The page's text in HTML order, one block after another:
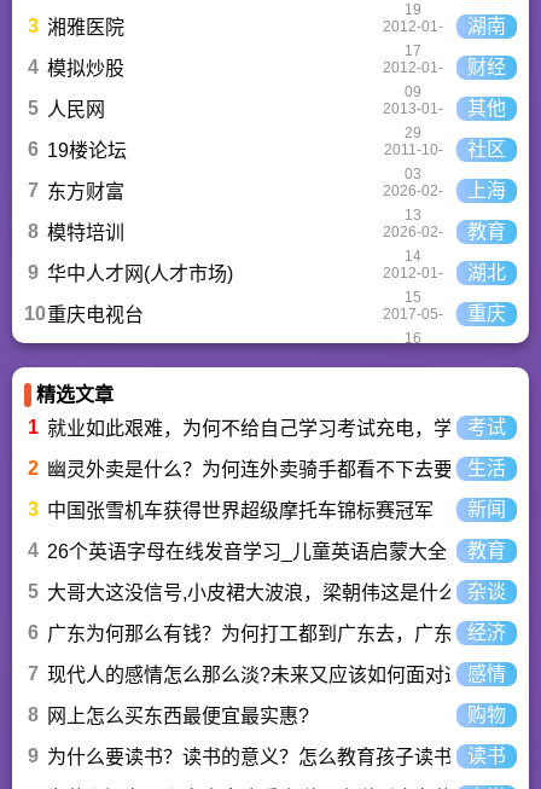
19
3 湘雅医院
2012-01-
17
湖南
4 模拟炒股
2012-01-
09
财经
5 人民网
2013-01-
29
其他
6 19楼论坛
2011-10-
03
社区
7 东方财富
2026-02-
13
上海
8 模特培训
2026-02-
14
教育
9 华中人才网(人才市场)
2012-01-
15
湖北
10重庆电视台
2017-05-
16
重庆
精选文章
1 就业如此艰难，为何不给自己学习考试充电，学一技之长
考试
2 幽灵外卖是什么？为何连外卖骑手都看不下去要举报？
生活
3 中国张雪机车获得世界超级摩托车锦标赛冠军
新闻
4 26个英语字母在线发音学习_儿童英语启蒙大全
教育
5 大哥大这没信号,小皮裙大波浪，梁朝伟这是什么歌曲？
杂谈
6 广东为何那么有钱？为何打工都到广东去，广东连续37年
经济
7 现代人的感情怎么那么淡?未来又应该如何面对这人情淡
感情
8
网上怎么买东西最便宜最实惠?
购物
9 为什么要读书？读书的意义？怎么教育孩子读书？读书